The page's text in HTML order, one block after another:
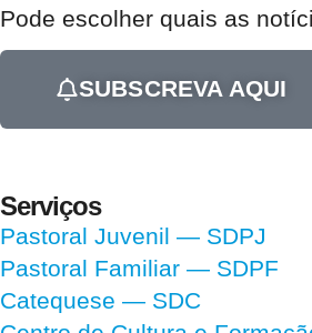
Pode escolher quais as
SUBSCREVA AQUI
Serviços
Pastoral Juvenil — SDPJ
Pastoral Familiar — SDPF
Catequese — SDC